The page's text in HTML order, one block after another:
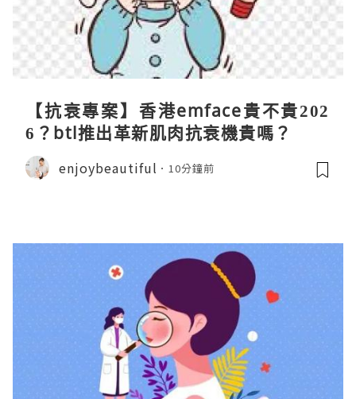
【抗衰專案】香港emface貴不貴202
6？btl推出革新肌肉抗衰機貴嗎？
enjoybeautiful 10分鐘前